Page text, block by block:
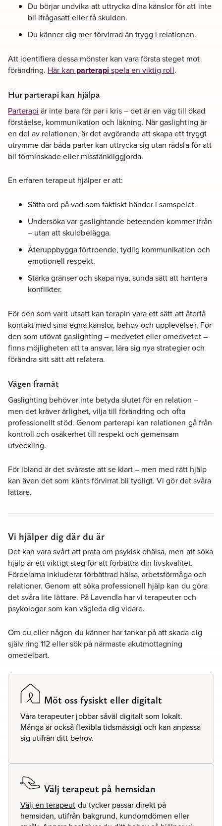
Du börjar undvika att uttrycka dina känslor för att inte
bli ifrågasatt eller få skulden.
Du känner dig mer förvirrad än trygg i relationen.
Att identifiera dessa mönster kan vara första steget mot
förändring. Här kan parterapispela en viktig roll.
Hur parterapi kan hjälpa
Parterapi är inte bara för par i kris – det är en väg till ökad
förståelse, kommunikation och läkning. När gaslighting är
en del av relationen, är det avgörande att skapa ett tryggt
utrymme där båda parter kan uttrycka sig utan rädsla för att
bli förminskade eller misstänkliggjorda.
En erfaren terapeut hjälper er att:
Sätta ord på vad som faktiskt händer i samspelet.
Undersöka var gaslightande beteenden kommer ifrån
– utan att skuldbelägga.
Återuppbygga förtroende, tydlig kommunikation och
emotionell respekt.
Stärka gränser och skapa nya, sunda sätt att hantera
konflikter.
För den som varit utsatt kan terapin vara ett sätt att återfå
kontakt med sina egna känslor, behov och upplevelser. För
den som utövat gaslighting – medvetet eller omedvetet –
finns möjligheten att ta ansvar, lära sig nya strategier och
förändra sitt sätt att relatera.
Vägen framåt
Gaslighting behöver inte betyda slutet för en relation –
men det kräver ärlighet, vilja till förändring och ofta
professionellt stöd. Genom parterapi kan relationen gå från
kontroll och osäkerhet till respekt och gemensam
utveckling.
För ibland är det svåraste att se klart – men med rätt hjälp
kan även det som känts förvirrat bli tydligt. Vi gör det svåra
lättare.
Vi hjälper dig där du är
Det kan vara svårt att prata om psykisk ohälsa, men att söka
hjälp är ett viktigt steg för att förbättra din livskvalitet.
Fördelarna inkluderar förbättrad hälsa, arbetsförmåga och
relationer. Genom att söka professionell hjälp kan du göra
det svåra lite lättare. På Lavendla har vi terapeuter och
psykologer som kan vägleda dig vidare.
Om du eller någon du känner har tankar på att skada dig
själv ring 112 eller sök på närmaste akutmottagning
omedelbart.
Möt oss fysiskt eller digitalt
Våra terapeuter jobbar såväl digitalt som lokalt.
Många är också flexibla tidsmässigt och kan anpassa
sig utifrån ditt behov.
Välj terapeut på hemsidan
Välj en terapeut du tycker passar direkt på
hemsidan, utifrån bakgrund, kundomdömen eller